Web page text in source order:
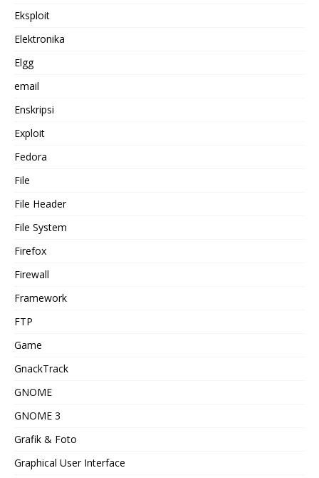
Eksploit
Elektronika
Elgg
email
Enskripsi
Exploit
Fedora
File
File Header
File System
Firefox
Firewall
Framework
FTP
Game
GnackTrack
GNOME
GNOME 3
Grafik & Foto
Graphical User Interface